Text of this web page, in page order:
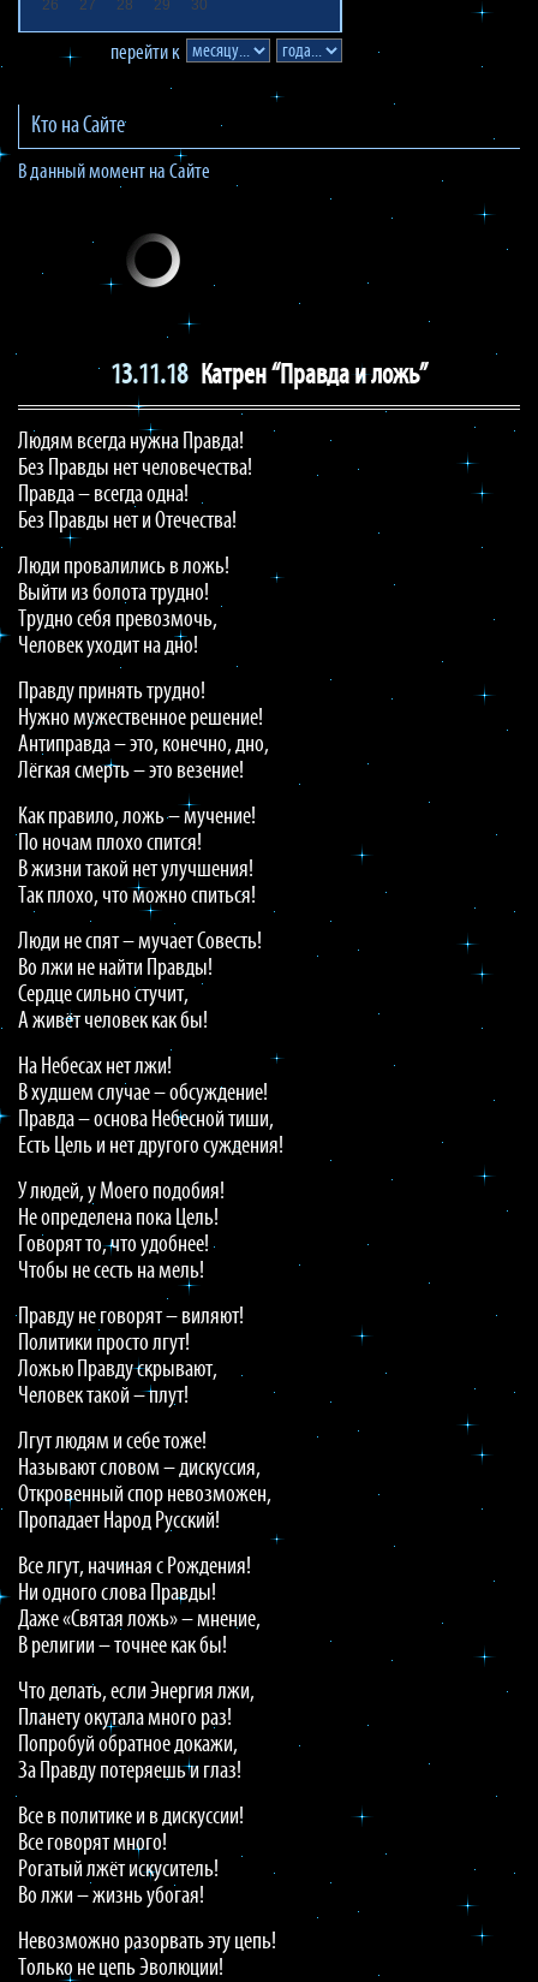
26
27 28 29 30
перейти к
Кто на Сайте
В данный момент на Сайте
13.11.18 Катрен “Правда и ложь”
Людям всегда нужна Правда!
Без Правды нет человечества!
Правда – всегда одна!
Без Правды нет и Отечества!
Люди провалились в ложь!
Выйти из болота трудно!
Трудно себя превозмочь,
Человек уходит на дно!
Правду принять трудно!
Нужно мужественное решение!
Антиправда – это, конечно, дно,
Лёгкая смерть – это везение!
Как правило, ложь – мучение!
По ночам плохо спится!
В жизни такой нет улучшения!
Так плохо, что можно спиться!
Люди не спят – мучает Совесть!
Во лжи не найти Правды!
Сердце сильно стучит,
А живёт человек как бы!
На Небесах нет лжи!
В худшем случае – обсуждение!
Правда – основа Небесной тиши,
Есть Цель и нет другого суждения!
У людей, у Моего подобия!
Не определена пока Цель!
Говорят то, что удобнее!
Чтобы не сесть на мель!
Правду не говорят – виляют!
Политики просто лгут!
Ложью Правду скрывают,
Человек такой – плут!
Лгут людям и себе тоже!
Называют словом – дискуссия,
Откровенный спор невозможен,
Пропадает Народ Русский!
Все лгут, начиная с Рождения!
Ни одного слова Правды!
Даже «Святая ложь» – мнение,
В религии – точнее как бы!
Что делать, если Энергия лжи,
Планету окутала много раз!
Попробуй обратное докажи,
За Правду потеряешь и глаз!
Все в политике и в дискуссии!
Все говорят много!
Рогатый лжёт искуситель!
Во лжи – жизнь убогая!
Невозможно разорвать эту цепь!
Только не цепь Эволюции!